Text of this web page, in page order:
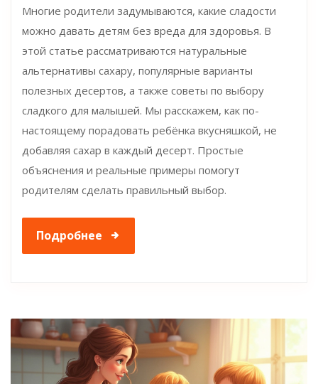
Многие родители задумываются, какие сладости
можно давать детям без вреда для здоровья. В
этой статье рассматриваются натуральные
альтернативы сахару, популярные варианты
полезных десертов, а также советы по выбору
сладкого для малышей. Мы расскажем, как по-
настоящему порадовать ребёнка вкусняшкой, не
добавляя сахар в каждый десерт. Простые
объяснения и реальные примеры помогут
родителям сделать правильный выбор.
Подробнее